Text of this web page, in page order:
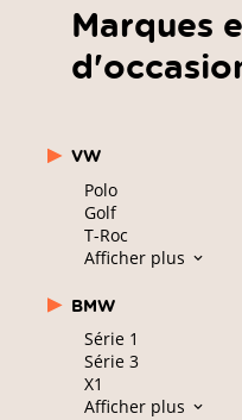
Marques
VW
Polo
Golf
T-Roc
Afficher plus
BMW
Série 1
Série 3
X1
Afficher plus